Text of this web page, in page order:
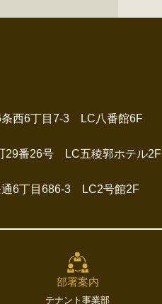
条西6丁目7-3 LC八番館6F
29番26号 LC五稜郭ホテル2F
通6丁目686-3 LC2号館2F
部署案内
テナント事業部